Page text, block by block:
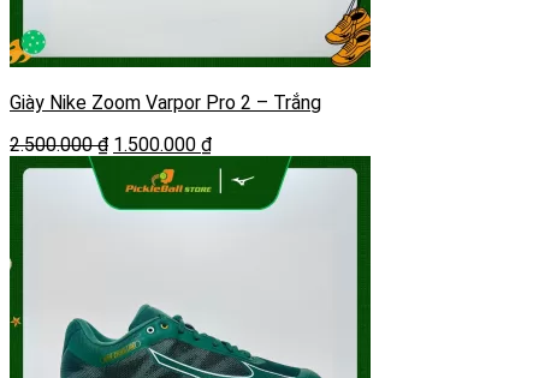
Giày Nike Zoom Varpor Pro 2 – Trắng
2.500.000₫ Giá
là:
2.500.000 ₫.
1.500.000 ₫Giá
hiện
tại
là: